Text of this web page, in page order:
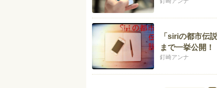
「siriの都市伝
まで一挙公開！
釘崎アンナ